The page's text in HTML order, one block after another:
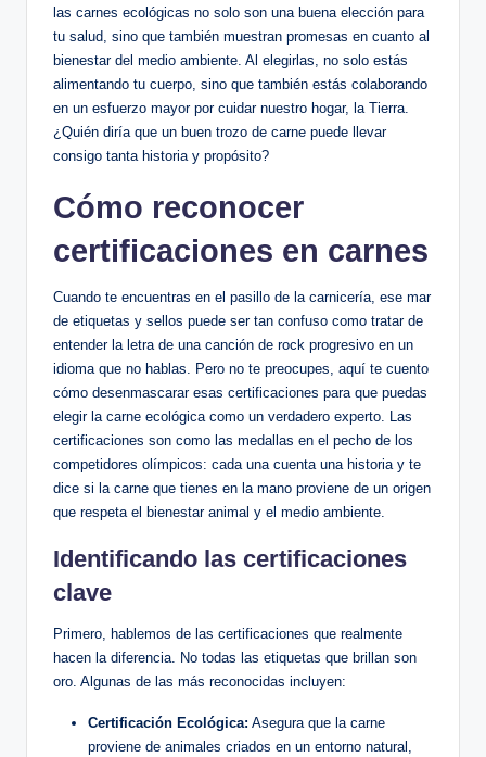
las carnes ecológicas no solo son una buena elección para
tu salud, sino que también muestran promesas en cuanto al
bienestar del medio ambiente. Al elegirlas, no solo estás
alimentando tu cuerpo, sino que también estás colaborando
en un esfuerzo mayor por cuidar nuestro hogar, la Tierra.
¿Quién diría que un buen trozo de carne puede llevar
consigo tanta historia y propósito?
Cómo reconocer
certificaciones en carnes
Cuando te encuentras en el pasillo de la carnicería, ese mar
de etiquetas y sellos puede ser tan confuso como tratar de
entender la letra de una canción de rock progresivo en un
idioma que no hablas. Pero no te preocupes, aquí te cuento
cómo desenmascarar esas certificaciones para que puedas
elegir la carne ecológica como un verdadero experto. Las
certificaciones son como las medallas en el pecho de los
competidores olímpicos: cada una cuenta una historia y te
dice si la carne que tienes en la mano proviene de un origen
que respeta el bienestar animal y el medio ambiente.
Identificando las certificaciones
clave
Primero, hablemos de las certificaciones que realmente
hacen la diferencia. No todas las etiquetas que brillan son
oro. Algunas de las más reconocidas incluyen:
Certificación Ecológica: Asegura que la carne
proviene de animales criados en un entorno natural,